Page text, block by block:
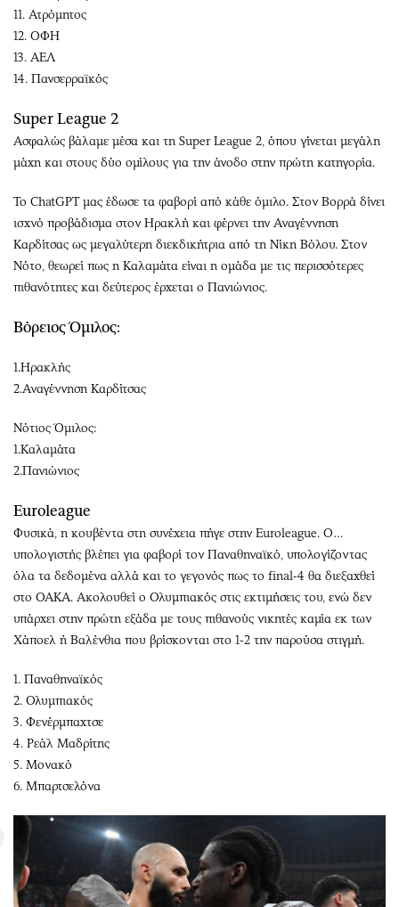
11. Ατρόμητος
12. ΟΦΗ
13. ΑΕΛ
14. Πανσερραϊκός
Super League 2
Ασφαλώς βάλαμε μέσα και τη Super League 2, όπου γίνεται μεγάλη
μάχη και στους δύο ομίλους για την άνοδο στην πρώτη κατηγορία.
Το ChatGPT μας έδωσε τα φαβορί από κάθε όμιλο. Στον Βορρά δίνει
ισχνό προβάδισμα στον Ηρακλή και φέρνει την Αναγέννηση
Καρδίτσας ως μεγαλύτερη διεκδικήτρια από τη Νίκη Βόλου. Στον
Νότο, θεωρεί πως η Καλαμάτα είναι η ομάδα με τις περισσότερες
πιθανότητες και δεύτερος έρχεται ο Πανιώνιος.
Βόρειος Όμιλος:
1.Ηρακλής
2.Αναγέννηση Καρδίτσας
Νότιος Όμιλος:
1.Καλαμάτα
2.Πανιώνιος
Euroleague
Φυσικά, η κουβέντα στη συνέχεια πήγε στην Euroleague. Ο…
υπολογιστής βλέπει για φαβορί τον Παναθηναϊκό, υπολογίζοντας
όλα τα δεδομένα αλλά και το γεγονός πως το final-4 θα διεξαχθεί
στο ΟΑΚΑ. Ακολουθεί ο Ολυμπιακός στις εκτιμήσεις του, ενώ δεν
υπάρχει στην πρώτη εξάδα με τους πιθανούς νικητές καμία εκ των
Χάποελ ή Βαλένθια που βρίσκονται στο 1-2 την παρούσα στιγμή.
1. Παναθηναϊκός
2. Ολυμπιακός
3. Φενέρμπαχτσε
4. Ρεάλ Μαδρίτης
5. Μονακό
6. Μπαρτσελόνα